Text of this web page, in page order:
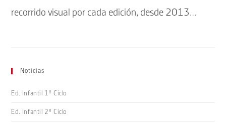
recorrido visual por cada edición, desde 2013…
Noticias
Ed. Infantil 1º Ciclo
Ed. Infantil 2º Ciclo